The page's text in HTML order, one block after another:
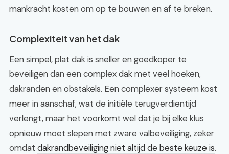
mankracht kosten om op te bouwen en af te breken.
Complexiteit van het dak
Een simpel, plat dak is sneller en goedkoper te
beveiligen dan een complex dak met veel hoeken,
dakranden en obstakels. Een complexer systeem kost
meer in aanschaf, wat de initiële terugverdientijd
verlengt, maar het voorkomt wel dat je bij elke klus
opnieuw moet slepen met zware valbeveiliging, zeker
omdat dakrandbeveiliging niet altijd de beste keuze is.